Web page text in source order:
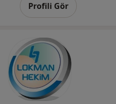
Profili Gör